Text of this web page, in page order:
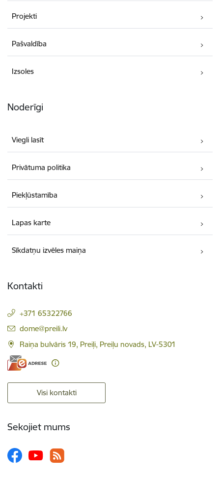
Projekti
Pašvaldība
Izsoles
Noderīgi
Viegli lasīt
Privātuma politika
Piekļūstamība
Lapas karte
Sīkdatņu izvēles maiņa
Kontakti
+371 65322766
E-pasts:
dome@preili.lv
Raiņa bulvāris 19, Preiļi, Preiļu novads, LV-5301
Visi kontakti
Sekojiet mums